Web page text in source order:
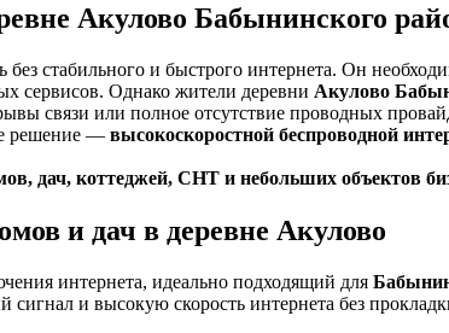
Акулово Бабынинского
стабильного и быстрого интернета. Он
сервисов. Однако жители деревни Акулово
связи или полное отсутствие проводных
решение — высокоскоростной беспроводной
дач, коттеджей, СНТ и небольших объектов
и дач в деревне Акулово
интернета, идеально подходящий для
и высокую скорость интернета без